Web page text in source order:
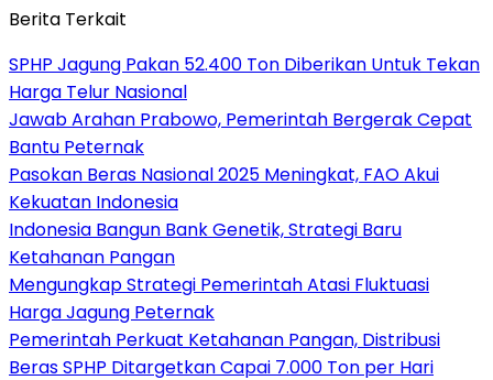
Berita Terkait
SPHP Jagung Pakan 52.400 Ton Diberikan Untuk Tekan
Harga Telur Nasional
Jawab Arahan Prabowo, Pemerintah Bergerak Cepat
Bantu Peternak
Pasokan Beras Nasional 2025 Meningkat, FAO Akui
Kekuatan Indonesia
Indonesia Bangun Bank Genetik, Strategi Baru
Ketahanan Pangan
Mengungkap Strategi Pemerintah Atasi Fluktuasi
Harga Jagung Peternak
Pemerintah Perkuat Ketahanan Pangan, Distribusi
Beras SPHP Ditargetkan Capai 7.000 Ton per Hari